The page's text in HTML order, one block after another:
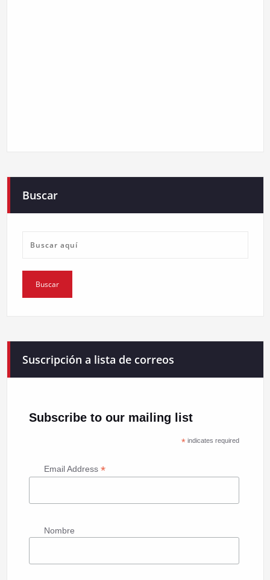
Buscar
Suscripción a lista de correos
Subscribe to our mailing list
*indicates required
Email Address *
Nombre